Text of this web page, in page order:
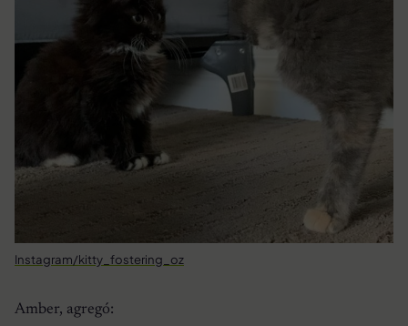
Instagram/kitty_fostering_oz
Amber, agregó: